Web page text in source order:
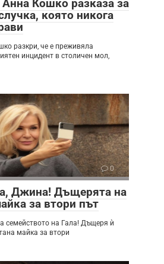
Кошко разказа за
която никога
разкри, че е преживяла
инцидент в столичен мол,
0
Джина! Дъщерята на
за втори път
семейството на Гала! Дъщеря ѝ
майка за втори